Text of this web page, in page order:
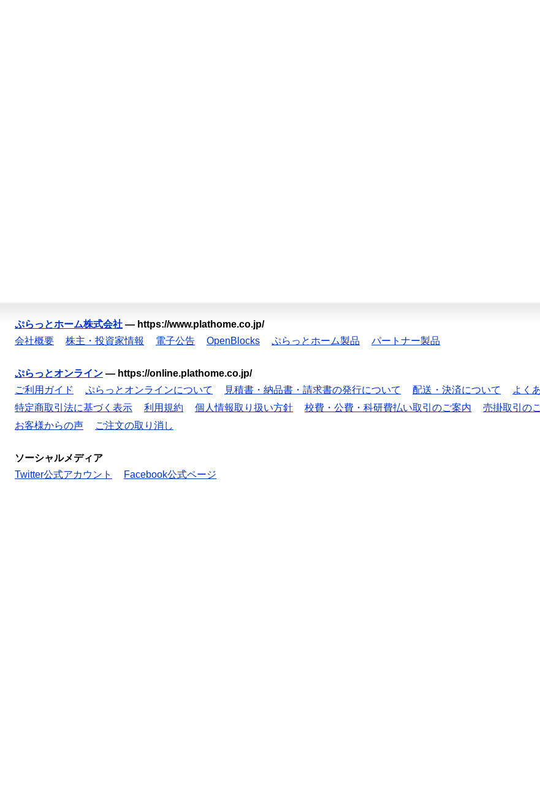
ぷらっとホーム株式会社 — https://www.plathome.co.jp/
会社概要
株主・投資家情報 電子公告 OpenBlocks ぷらっとホーム製品 パートナー製品
ぷらっとオンライン — https://online.plathome.co.jp/
ご利用ガイド
ぷらっとオンラインについて 見積書・納品書・請求書の発行について 配送・決済について
よく
特定商取引法に基づく表示
利用規約 個人情報取り扱い方針 校費・公費・科研費払い取引のご案内 売掛取引の
お客様からの声
ご注文の取り消し
ソーシャルメディア
Twitter公式アカウント
Facebook公式ページ